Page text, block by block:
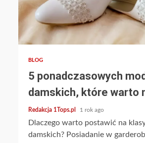
3 min read
BLOG
5 ponadczasowych
damskich, które warto
Redakcja 1Tops.pl 1 rok ago
Dlaczego warto postawić na
damskich? Posiadanie w